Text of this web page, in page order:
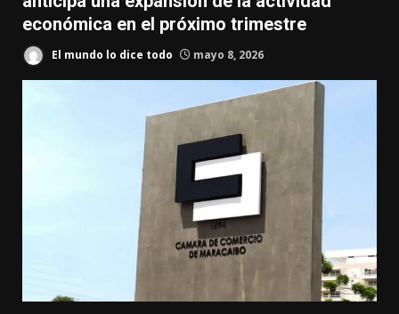
económica en el próximo trimestre
El mundo lo dice todo mayo 8, 2026